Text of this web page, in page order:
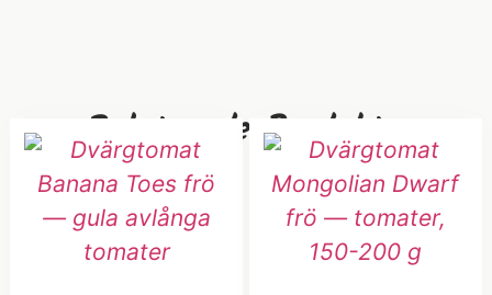
Relaterade Produkter